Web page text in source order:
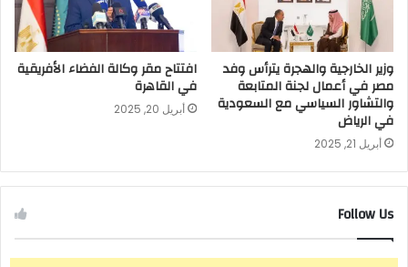
وزير الخارجية والهجرة يترأس وفد
مصر في أعمال لجنة المتابعة
والتشاور السياسي مع السعودية
في الرياض
أبريل 21, 2025
افتتاح مقر وكالة الفضاء الأفريقية
في القاهرة
أبريل 20, 2025
Follow Us